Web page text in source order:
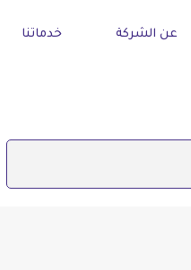
عن الشركة خدماتنا